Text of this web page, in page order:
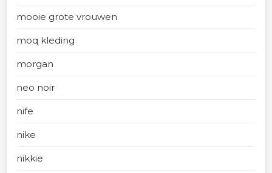
mooie grote vrouwen
moq kleding
morgan
neo noir
nife
nike
nikkie